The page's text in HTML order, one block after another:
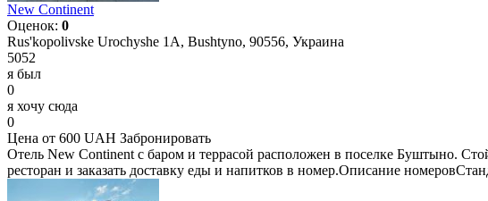
New Continent
Оценок: 0
Rus'kopolivske Urochyshe 1A, Bushtyno, 90556, Украина
5052
я был
0
я хочу сюда
0
Цена от 600 UAH Забронировать
Отель New Continent с баром и террасой расположен в поселке Буштыно.
ресторан и заказать доставку еды и напитков в номер.Описание